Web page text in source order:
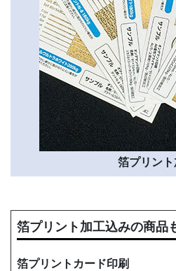
箔プリン
箔プリント加工込みの商品
箔プリントカード印刷